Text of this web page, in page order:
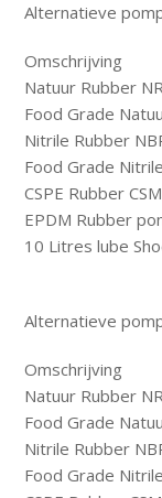
Alternatieve
Omschrijving
Natuur Rubber
Food Grade
Nitrile Rubber
Food Grade
CSPE Rubber
EPDM Rubber
10 Litres lube
Alternatieve
Omschrijving
Natuur Rubber
Food Grade
Nitrile Rubber
Food Grade